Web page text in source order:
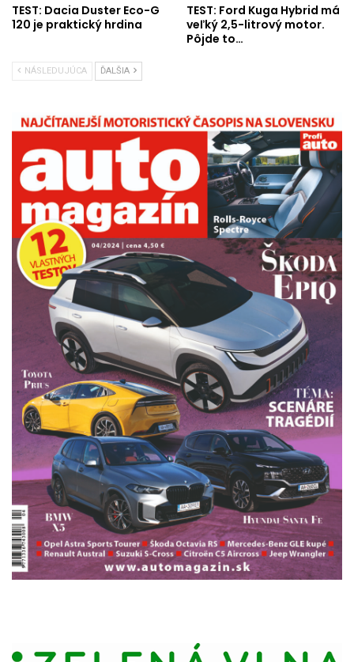
TEST: Dacia Duster Eco-G
120 je praktický hrdina
TEST: Ford Kuga Hybrid má
veľký 2,5-litrový motor.
Pôjde to…
NÁSLEDUJÚCA ĎALŠIA